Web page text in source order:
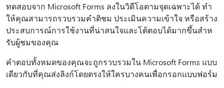
ทดสอบจาก Microsoft Forms ลงในวิดีโอตามจุดเฉพาะได้ ทํา
ให้คุณสามารถรวบรวมคําติชม ประเมินความเข้าใจ หรือสร้าง
ประสบการณ์การใช้งานที่น่าสนใจและโต้ตอบได้มากขึ้นสําห
รับผู้ชมของคุณ
คําตอบทั้งหมดของคุณจะถูกรวบรวมใน Microsoft Forms แบบ
เดียวกับที่คุณส่งลิงก์โดยตรงให้ใครบางคนเพื่อกรอกแบบฟอร์ม